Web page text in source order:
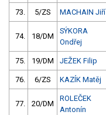
73. 5/ZS MACHAIN Jiří
74. 18/DM
SÝKORA
Ondřej
75. 19/DM JEŽEK Filip
76. 6/ZS KAZÍK Matěj
77. 20/DM
ROLEČEK
Antonín